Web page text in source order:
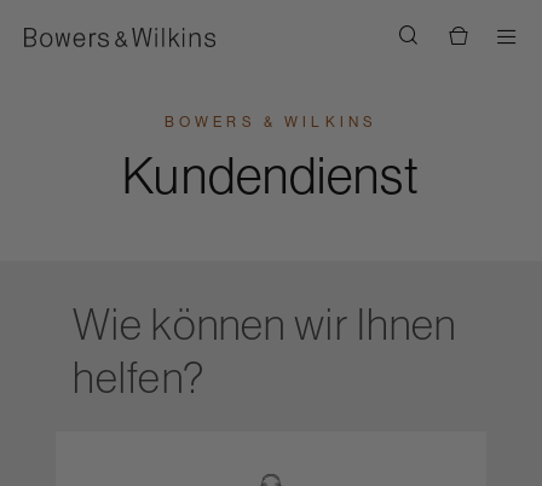
BOWERS & WILKINS
Kundendienst
Wie können wir Ihnen
helfen?